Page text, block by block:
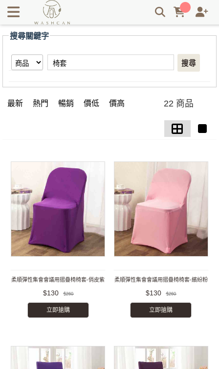
【椅套】搜尋結果 | Washcan瓦士肯
搜尋關鍵字
搜尋
最新 熱門 暢銷 價低 價高 22 商品
柔順彈性集會會議用摺疊椅椅套-俏皮紫
$130 $260
立即搶購
柔順彈性集會會議用摺疊椅椅套-繽紛粉
$130 $260
立即搶購